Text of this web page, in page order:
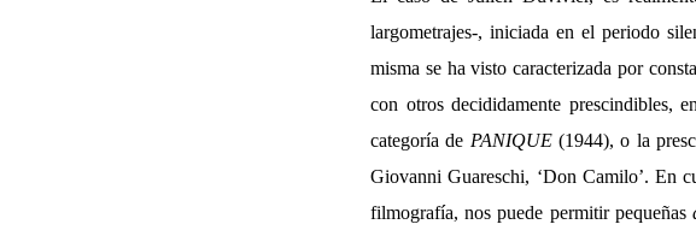
largometrajes-, iniciada en el periodo
misma se ha visto caracterizada por
con otros decididamente prescindibles,
categoría de PANIQUE(1944), o la
Giovanni Guareschi, ‘Don Camilo’. En
filmografía, nos puede permitir pequeñas